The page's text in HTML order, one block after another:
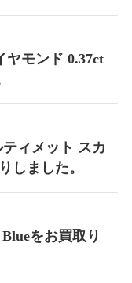
ヤモンド 0.37ct
ィメット スカ
しました。
をお買取り